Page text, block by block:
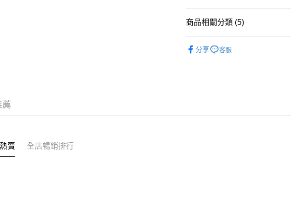
送貨方式
付款後順豐自助櫃
商品相關分類 (5)
分享 客服
薦
賣 全店暢銷排行